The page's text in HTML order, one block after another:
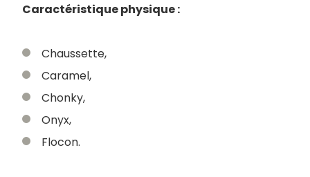
Caractéristique physique :
Chaussette,
Caramel,
Chonky,
Onyx,
Flocon.